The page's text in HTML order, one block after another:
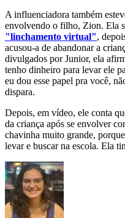
A influenciadora também
envolvendo o filho, Zion. Ela
"linchamento virtual",
acusou-a de abandonar a
divulgados por Junior, ela
tenho dinheiro para levar ele
eu dou esse papel pra você,
dispara.
Depois, em vídeo, ele conta
da criança após se envolver
chavinha muito grande,
levar e buscar na escola. Ela